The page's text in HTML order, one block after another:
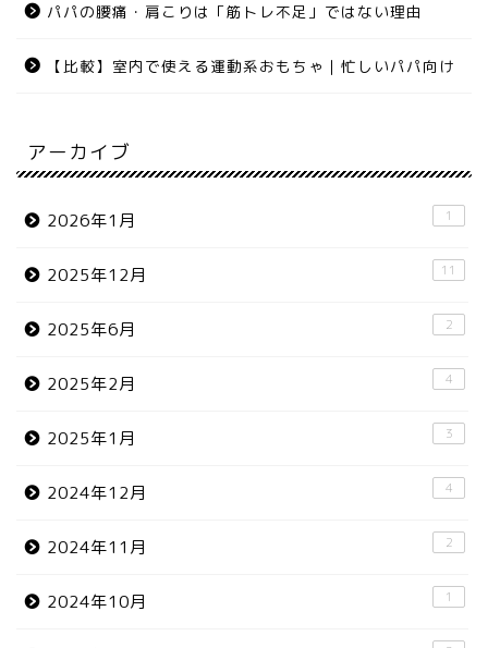
パパの腰痛・肩こりは「筋トレ不足」ではない理由
【比較】室内で使える運動系おもちゃ｜忙しいパパ向け
アーカイブ
2026年1月 1
2025年12月 11
2025年6月 2
2025年2月 4
2025年1月 3
2024年12月 4
2024年11月 2
2024年10月 1